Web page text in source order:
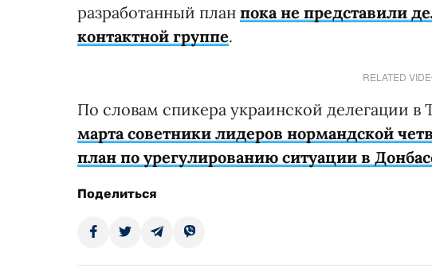
разработанный план пока не представили
контактной группе.
RELATED
По словам спикера украинской делегации в
марта советники лидеров нормандской
план по урегулированию ситуации в
Поделиться